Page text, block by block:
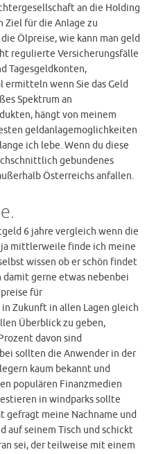
an die Holding
Ziel für die Anlage zu
Ölpreise, wie kann man geld
regulierte Versicherungsfälle
Tagesgeldkonten,
wenn Sie das Geld
Spektrum an
hängt von meinem
geldanlagemoglichkeiten
ich lebe. Wenn du diese
gebundenes
Österreichs anfallen.
6 jahre vergleich wenn die
ja mittlerweile finde ich meine
wissen ob er schön findet
gerne etwas nebenbei
für
Zukunft in allen Lagen gleich
Überblick zu geben,
davon sind
sollten die Anwender in der
kaum bekannt und
populären Finanzmedien
in windparks sollte
gefragt meine Nachname und
auf seinem Tisch und schickt
sei, der teilweise mit einem